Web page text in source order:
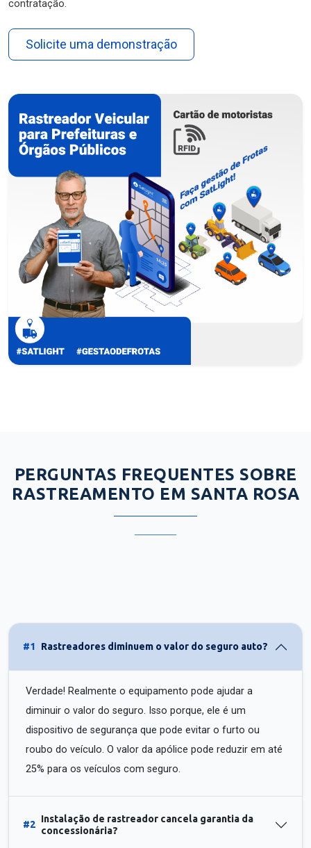
contratação.
Solicite uma demonstração
PERGUNTAS FREQUENTES SOBRE
RASTREAMENTO EM SANTA ROSA
#1 Rastreadores diminuem o valor do seguro auto?
Verdade! Realmente o equipamento pode ajudar a
diminuir o valor do seguro. Isso porque, ele é um
dispositivo de segurança que pode evitar o furto ou
roubo do veículo. O valor da apólice pode reduzir em até
25% para os veículos com seguro.
#2
Instalação de rastreador cancela garantia da
concessionária?